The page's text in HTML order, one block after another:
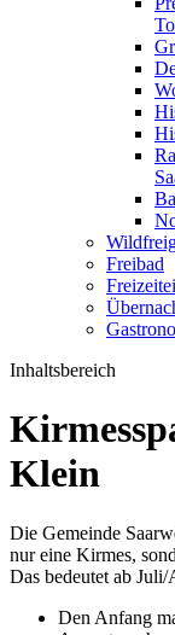
Freibad
Inhaltsbereich
Klein
Die Gemeinde
nur eine Kirmes,
Das bedeutet ab
Den Anfang